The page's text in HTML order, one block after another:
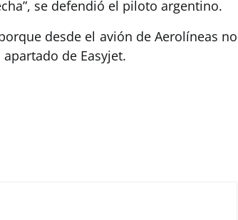
se defendió el piloto argentino.
desde el avión de Aerolíneas no
de Easyjet.